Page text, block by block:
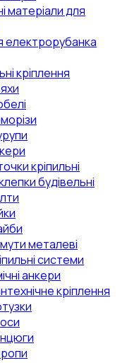
матеріали для
електрорубанка
кріплення
кріпильні
будівельні
металеві
системи
анкери
кріплення